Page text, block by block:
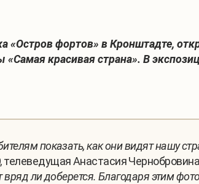
фортов» в Кронштадте,
красивая страна». В
показать, как они видят нашу
Анастасия
ли доберется. Благодаря этим